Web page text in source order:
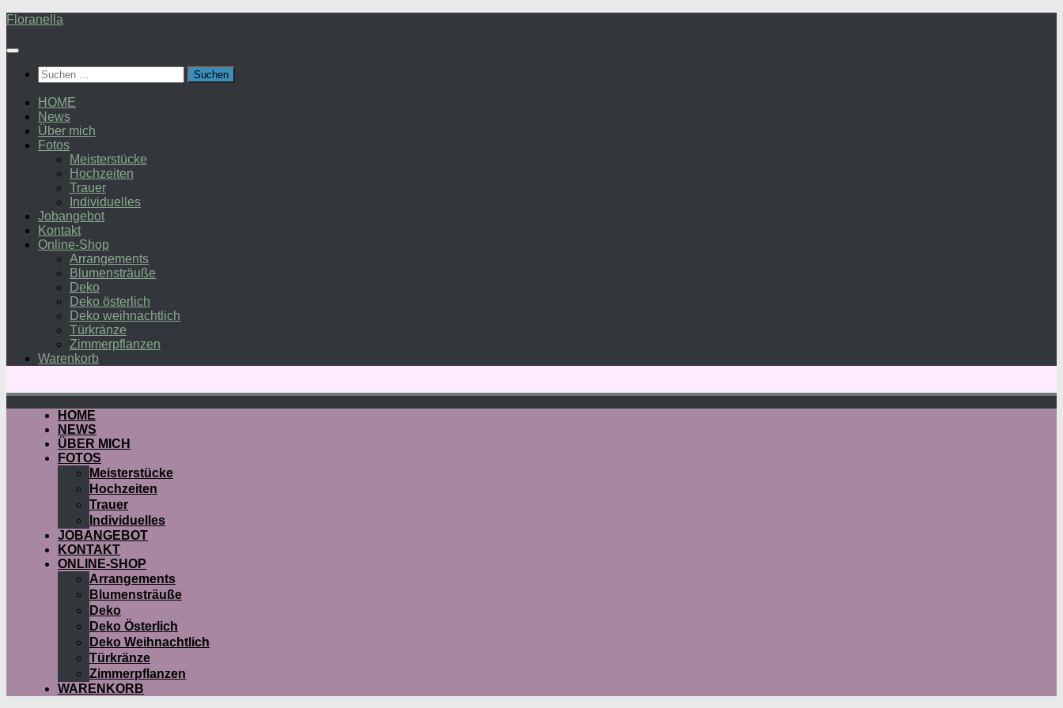
Zum
springen
Floranella
Suchen
nach:
HOME
News
Über mich
Fotos
Meisterstücke
Hochzeiten
Trauer
Individuelles
Jobangebot
Kontakt
Online-Shop
Arrangements
Blumensträuße
Deko
Deko österlich
Deko weihnachtlich
Türkränze
Zimmerpflanzen
Warenkorb
HOME
NEWS
ÜBER MICH
FOTOS
Meisterstücke
Hochzeiten
Trauer
Individuelles
JOBANGEBOT
KONTAKT
ONLINE-SHOP
Arrangements
Blumensträuße
Deko
Deko Österlich
Deko Weihnachtlich
Türkränze
Zimmerpflanzen
WARENKORB